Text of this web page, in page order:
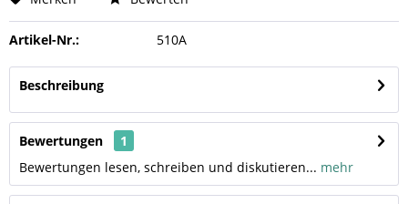
Artikel-Nr.: 510A
Beschreibung
Bewertungen
1
Bewertungen lesen, schreiben und diskutieren... mehr